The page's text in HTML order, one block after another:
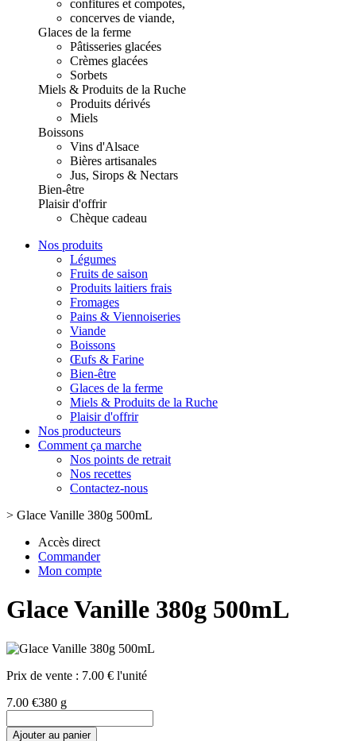
confitures et compotes,
concerves de viande,
Glaces de la ferme
Pâtisseries glacées
Crèmes glacées
Sorbets
Miels & Produits de la Ruche
Produits dérivés
Miels
Boissons
Vins d'Alsace
Bières artisanales
Jus, Sirops & Nectars
Bien-être
Plaisir d'offrir
Chèque cadeau
Nos produits
Légumes
Fruits de saison
Produits laitiers frais
Fromages
Pains & Viennoiseries
Viande
Boissons
Œufs & Farine
Bien-être
Glaces de la ferme
Miels & Produits de la Ruche
Plaisir d'offrir
Nos producteurs
Comment ça marche
Nos points de retrait
Nos recettes
Contactez-nous
> Glace Vanille 380g 500mL
Accès direct
Commander
Mon compte
Glace Vanille 380g 500mL
Prix de vente : 7.00 € l'unité
7.00 €380 g
Ajouter au panier